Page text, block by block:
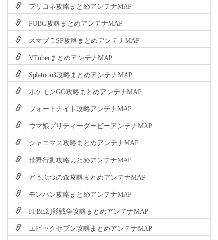
プリコネ攻略まとめアンテナMAP
PUBG攻略まとめアンテナMAP
スマブラSP攻略まとめアンテナMAP
VTuberまとめアンテナMAP
Splatoon3攻略まとめアンテナMAP
ポケモンGO攻略まとめアンテナMAP
フォートナイト攻略アンテナMAP
ウマ娘プリティーダービーアンテナMAP
シャニマス攻略まとめアンテナMAP
荒野行動攻略まとめアンテナMAP
どうぶつの森攻略まとめアンテナMAP
モンハン攻略まとめアンテナMAP
FFBE幻影戦争攻略まとめアンテナMAP
エピックセブン攻略まとめアンテナMAP